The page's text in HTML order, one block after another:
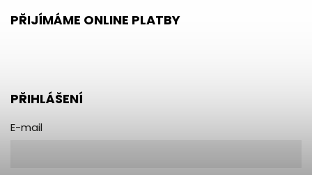
PŘIJÍMÁME ONLINE PLATBY
PŘIHLÁŠENÍ
E-mail